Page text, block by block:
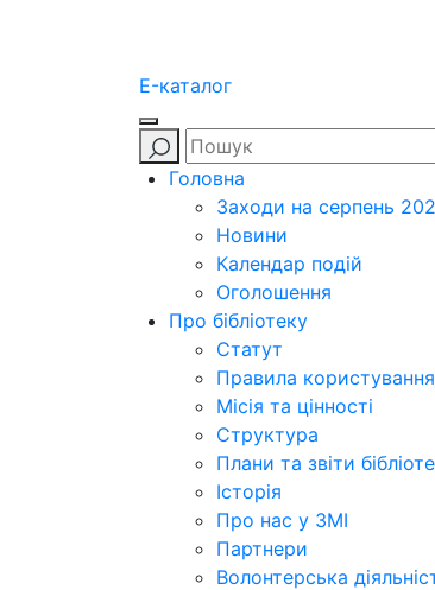
E-каталог
Головна
Заходи на серпень
Новини
Календар подій
Оголошення
Про бібліотеку
Статут
Правила користування
Місія та цінності
Структура
Плани та звіти
Історія
Про нас у ЗМІ
Партнери
Волонтерська